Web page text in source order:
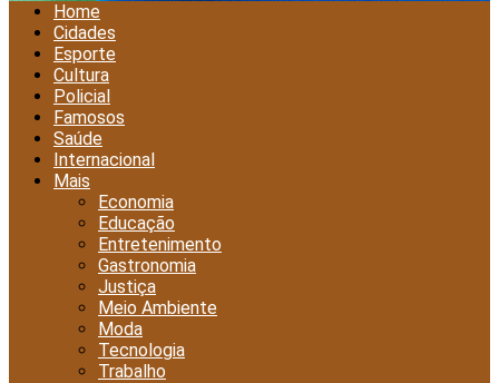
Home
Cidades
Esporte
Cultura
Policial
Famosos
Saúde
Internacional
Mais
Economia
Educação
Entretenimento
Gastronomia
Justiça
Meio Ambiente
Moda
Tecnologia
Trabalho